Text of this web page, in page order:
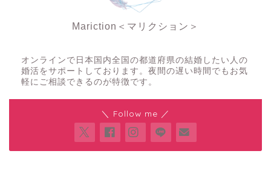
Mariction＜マリクション＞
オンラインで日本国内全国の都道府県の結婚したい人の
婚活をサポートしております。夜間の遅い時間でもお気
軽にご相談できるのが特徴です。
＼ Follow me ／